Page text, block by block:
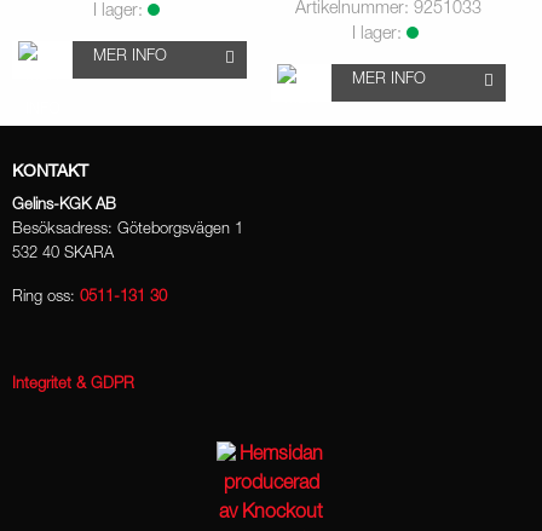
I lager:
MER INFO
Artikelnummer: 9251033
I lager:
MER INFO
KONTAKT
Gelins-KGK AB
Besöksadress: Göteborgsvägen 1
532 40 SKARA
Ring oss: 0511-131 30
Integritet & GDPR